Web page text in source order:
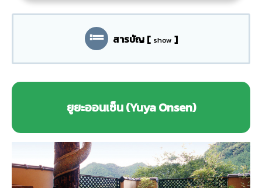
สารบัญ [ show ]
ยูยะออนเซ็น (Yuya Onsen)